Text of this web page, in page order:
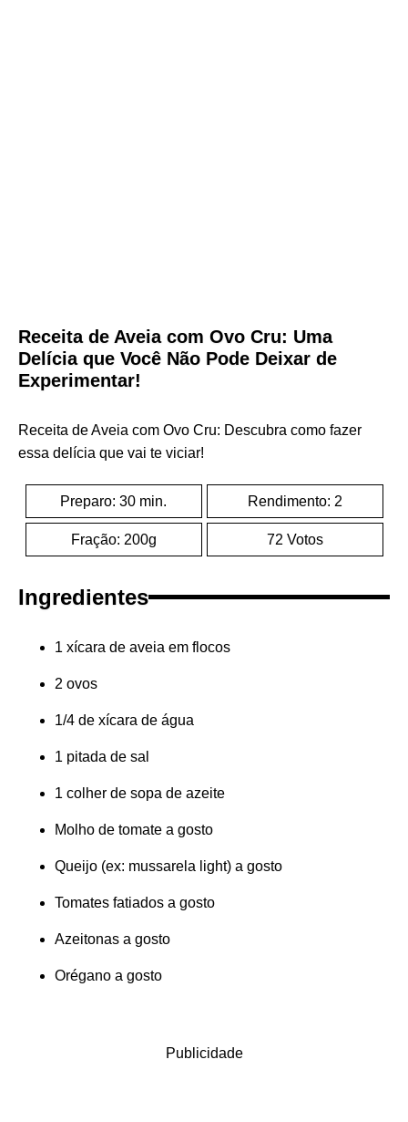
Receita de Aveia com Ovo Cru: Uma
Delícia que Você Não Pode Deixar de
Experimentar!
Receita de Aveia com Ovo Cru: Descubra como fazer
essa delícia que vai te viciar!
Preparo: 30 min. Rendimento: 2
Fração: 200g 72 Votos
Ingredientes
1 xícara de aveia em flocos
2 ovos
1/4 de xícara de água
1 pitada de sal
1 colher de sopa de azeite
Molho de tomate a gosto
Queijo (ex: mussarela light) a gosto
Tomates fatiados a gosto
Azeitonas a gosto
Orégano a gosto
Publicidade